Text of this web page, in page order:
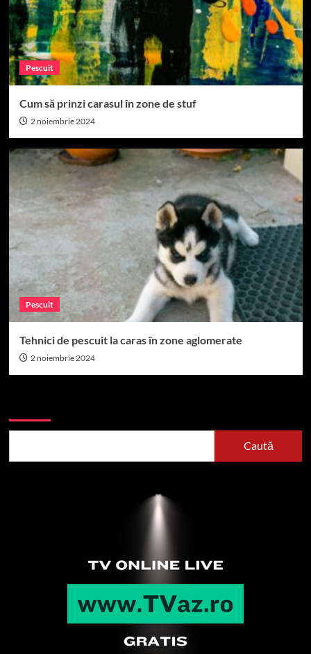
Pescuit
Cum să prinzi carasul în zone de stuf
2 noiembrie 2024
Pescuit
Tehnici de pescuit la caras în zone aglomerate
2 noiembrie 2024
Caută